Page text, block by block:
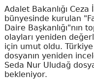
Adalet Bakanlığı
bünyesinde kurulan
Daire Başkanlığı"nın
olayları yeniden
için umut oldu.
dosyanın yeniden
Seda Nur Uludağ
bekleniyor.